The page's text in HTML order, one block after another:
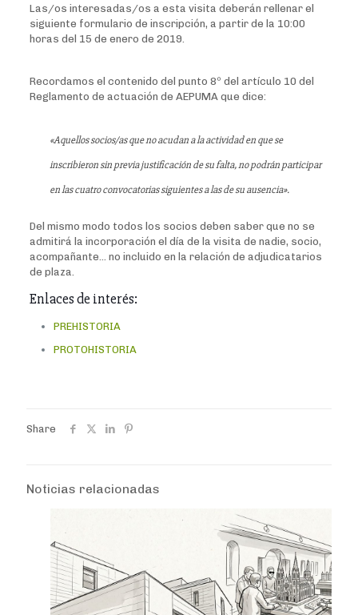
Las/os interesadas/os a esta visita deberán rellenar el
siguiente formulario de inscripción, a partir de la 10:00
horas del 15 de enero de 2019.
Recordamos el contenido del punto 8º del artículo 10 del
Reglamento de actuación de AEPUMA que dice:
«Aquellos socios/as que no acudan a la actividad en que se
inscribieron sin previa justificación de su falta, no podrán participar
en las cuatro convocatorias siguientes a las de su ausencia».
Del mismo modo todos los socios deben saber que no se
admitirá la incorporación el día de la visita de nadie, socio,
acompañante… no incluido en la relación de adjudicatarios
de plaza.
Enlaces de interés:
PREHISTORIA
PROTOHISTORIA
Share
Noticias relacionadas